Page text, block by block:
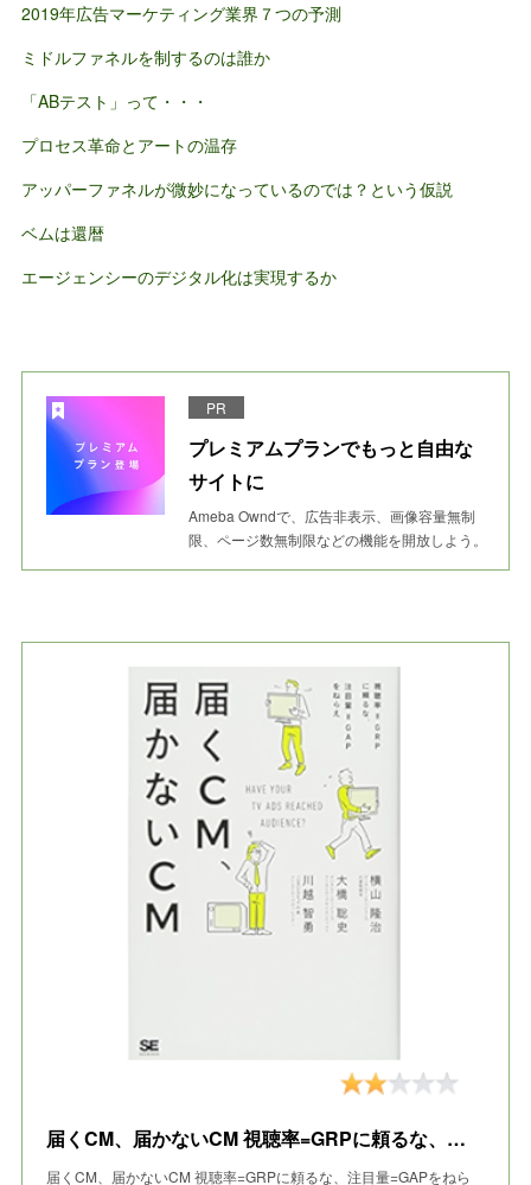
2019年広告マーケティング業界７つの予測
ミドルファネルを制するのは誰か
「ABテスト」って・・・
プロセス革命とアートの温存
アッパーファネルが微妙になっているのでは？という仮説
ベムは還暦
エージェンシーのデジタル化は実現するか
PR
プレミアムプランでもっと自由な
サイトに
Ameba Owndで、広告非表示、画像容量無制
限、ページ数無制限などの機能を開放しよう。
届くCM、届かないCM 視聴率=GRPに頼るな、注目量=GAPをねらえ
届くCM、届かないCM 視聴率=GRPに頼るな、注目量=GAPをねら